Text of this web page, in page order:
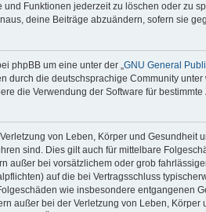
und Funktionen jederzeit zu löschen oder zu
deine Beiträge abzuändern, sofern sie
phpBB um eine unter der „ GNU General
durch die deutschsprachige Community
die Verwendung der Software für
von Leben, Körper und
sind. Dies gilt auch für mittelbare
außer bei vorsätzlichem oder grob
auf die bei Vertragsschluss
wie insbesondere entgangenen
außer bei der Verletzung von Leben,